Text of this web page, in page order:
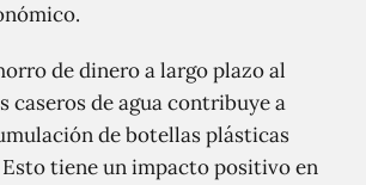
de dinero a largo plazo al
de agua contribuye a
de botellas plásticas
Esto tiene un impacto positivo en